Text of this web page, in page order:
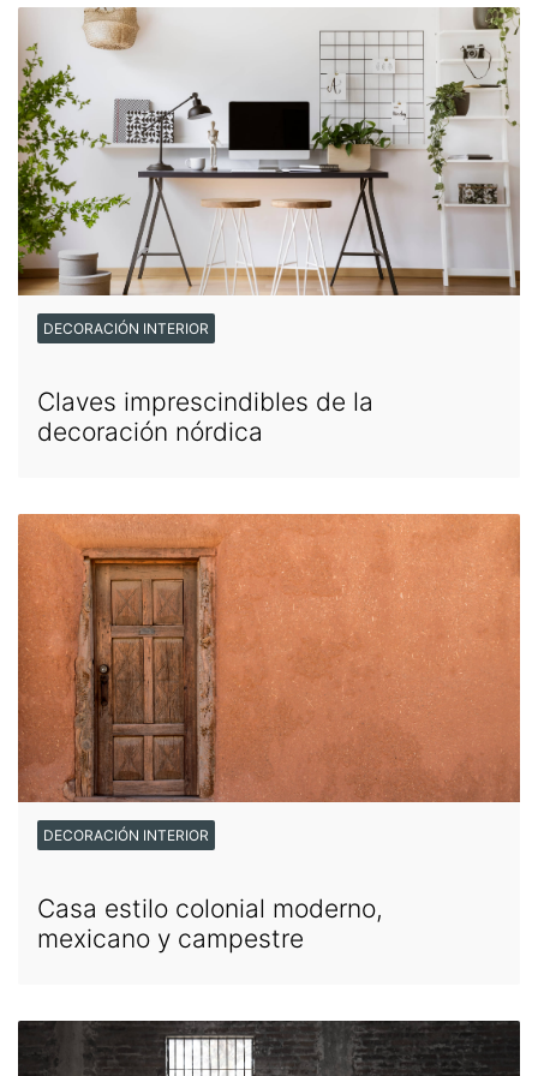
DECORACIÓN INTERIOR
Claves imprescindibles de la
decoración nórdica
DECORACIÓN INTERIOR
Casa estilo colonial moderno,
mexicano y campestre